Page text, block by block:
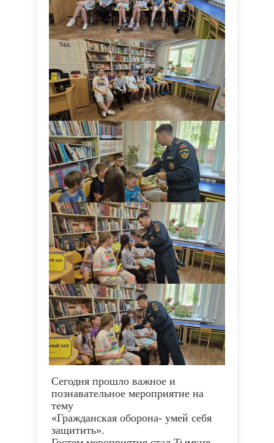
Сегодня прошло важное и
познавательное мероприятие на
тему
«Гражданская оборона- умей себя
защитить».